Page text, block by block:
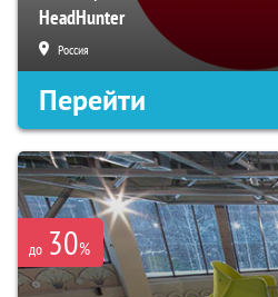
HeadHunter
Россия
Перейти
до 30%